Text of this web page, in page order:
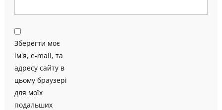
Зберегти моє
ім'я, e-mail, та
адресу сайту в
цьому браузері
для моїх
подальших